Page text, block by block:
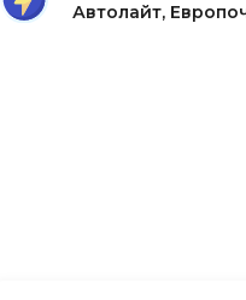
Автолайт,